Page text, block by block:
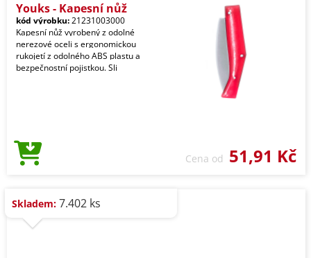
Youks - Kapesní nůž
kód výrobku:21231003000
Kapesní nůž vyrobený z odolné
nerezové oceli s ergonomickou
rukojetí z odolného ABS plastu a
bezpečnostní pojistkou. Sli
Cena od 51,91 Kč
Skladem: 7.402 ks